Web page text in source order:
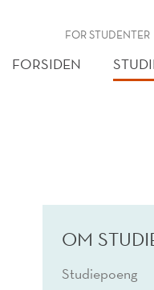
FOR STUDENTER
FORSIDEN
OM
Studiepoeng